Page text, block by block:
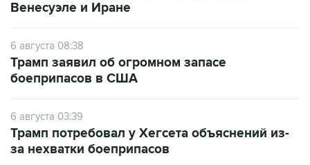
Венесуэле и Иране
6 августа 08:38
Трамп заявил об огромном запасе
боеприпасов в США
6 августа 03:39
Трамп потребовал у Хегсета объяснений из-
за нехватки боеприпасов